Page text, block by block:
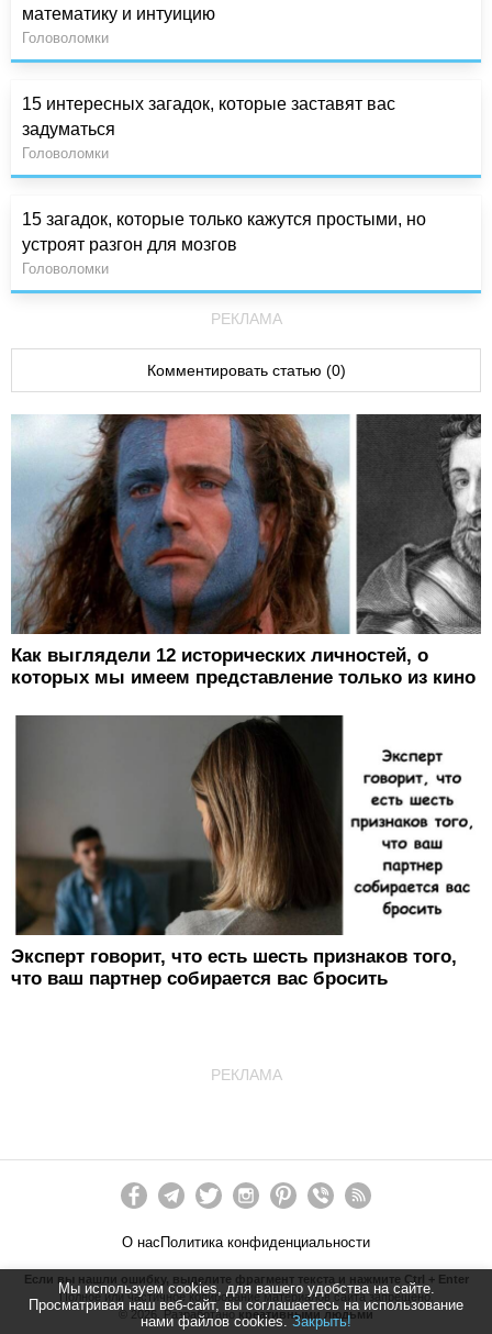
Мы используем cookies, для вашего удобства на сайте.
Просматривая наш веб-сайт, вы соглашаетесь на использование
нами файлов cookies. Закрыть!
математику и интуицию
Головоломки
15 интересных загадок, которые заставят вас
задуматься
Головоломки
15 загадок, которые только кажутся простыми, но
устроят разгон для мозгов
Головоломки
РЕКЛАМА
Комментировать статью (0)
Как выглядели 12 исторических личностей, о
которых мы имеем представление только из кино
Эксперт говорит, что есть шесть признаков того,
что ваш партнер собирается вас бросить
РЕКЛАМА
О нас Политика конфиденциальности
Если вы нашли ошибку, выделите фрагмент текста и нажмите Ctrl + Enter
Полное или частичное копирование материалов сайта запрещено.
©2026 . Разработанокреативными людьми